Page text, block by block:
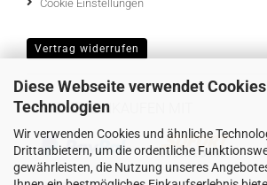
Diese Webseite verwendet
Technologien
Wir verwenden Cookies und ähnliche
Drittanbietern, um die ordentliche
gewährleisten, die Nutzung unseres
Cookie Einstellungen
Vertrag widerrufen
SICHER EINKAUFEN MIT